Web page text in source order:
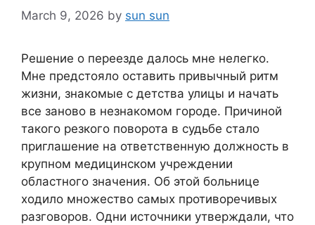
March 9, 2026 by sun sun
Решение о переезде далось мне нелегко.
Мне предстояло оставить привычный ритм
жизни, знакомые с детства улицы и начать
все заново в незнакомом городе. Причиной
такого резкого поворота в судьбе стало
приглашение на ответственную должность в
крупном медицинском учреждении
областного значения. Об этой больнице
ходило множество самых противоречивых
разговоров. Одни источники утверждали, что